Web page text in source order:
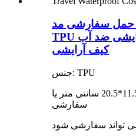
سفارشی مد
TPU مسافرتی لوازم آرایشی ضد آب
کیف آرایشی
جنس: TPU
اندازه: پیش بند: 29*11.5*20.5 سانتی متر یا
سفارشی
تواند سفارشی شود